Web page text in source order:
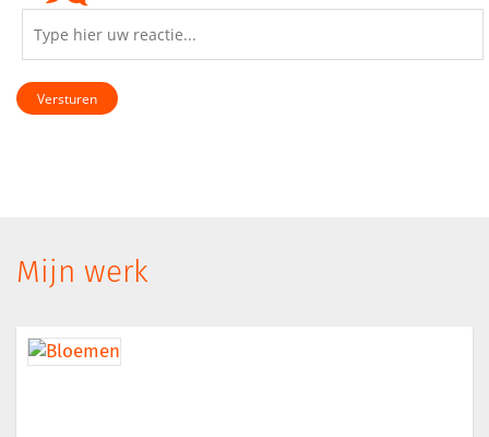
Versturen
Mijn werk